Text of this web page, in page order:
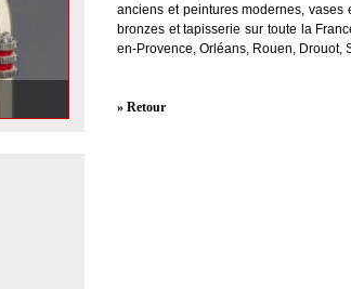
anciens et peintures modernes,
bronzes et tapisserie sur toute la
en-Provence, Orléans, Rouen, Drouot,
» Retour